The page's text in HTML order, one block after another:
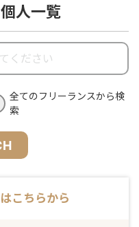
人一覧
全てのフリーランスから検
索
こちらから